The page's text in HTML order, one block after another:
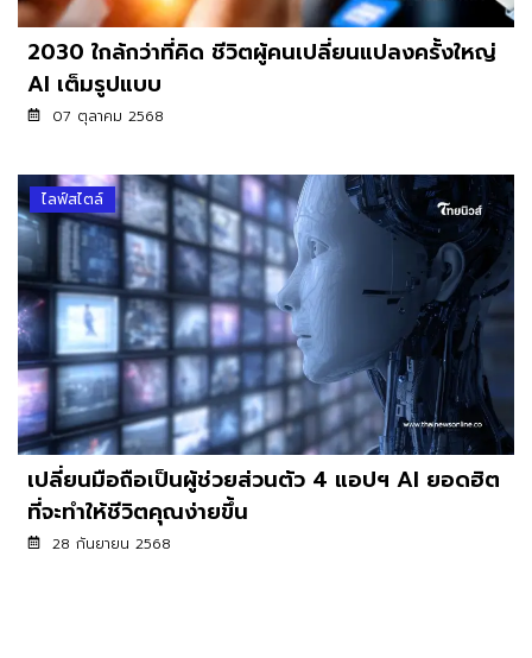
2030 ใกล้กว่าที่คิด ชีวิตผู้คนเปลี่ยนแปลงครั้งใหญ่
AI เต็มรูปแบบ
07 ตุลาคม 2568
ไลฟ์สไตล์
เปลี่ยนมือถือเป็นผู้ช่วยส่วนตัว 4 แอปฯ AI ยอดฮิต
ที่จะทำให้ชีวิตคุณง่ายขึ้น
28 กันยายน 2568